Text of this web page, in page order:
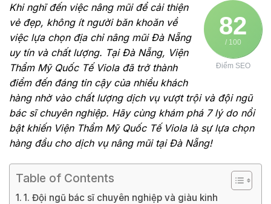
82
/ 100
Điểm SEO
Khi nghĩ đến việc nâng mũi để cải thiện
vẻ đẹp, không ít người băn khoăn về
việc lựa chọn địa chỉ nâng mũi Đà Nẵng
uy tín và chất lượng. Tại Đà Nẵng, Viện
Thẩm Mỹ Quốc Tế Viola đã trở thành
điểm đến đáng tin cậy của nhiều khách
hàng nhờ vào chất lượng dịch vụ vượt trội và đội ngũ
bác sĩ chuyên nghiệp. Hãy cùng khám phá 7 lý do nổi
bật khiến Viện Thẩm Mỹ Quốc Tế Viola là sự lựa chọn
hàng đầu cho dịch vụ nâng mũi tại Đà Nẵng!
Table of Contents
1. Đội ngũ bác sĩ chuyên nghiệp và giàu kinh